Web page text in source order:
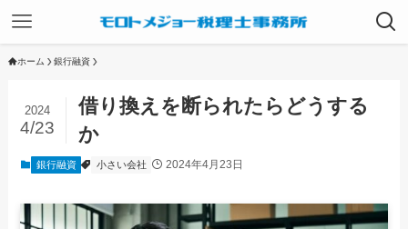
ホーム 銀行融資
借り換えを断られたらどうする
か
2024
4/23
銀行融資 小さい会社 2024年4月23日